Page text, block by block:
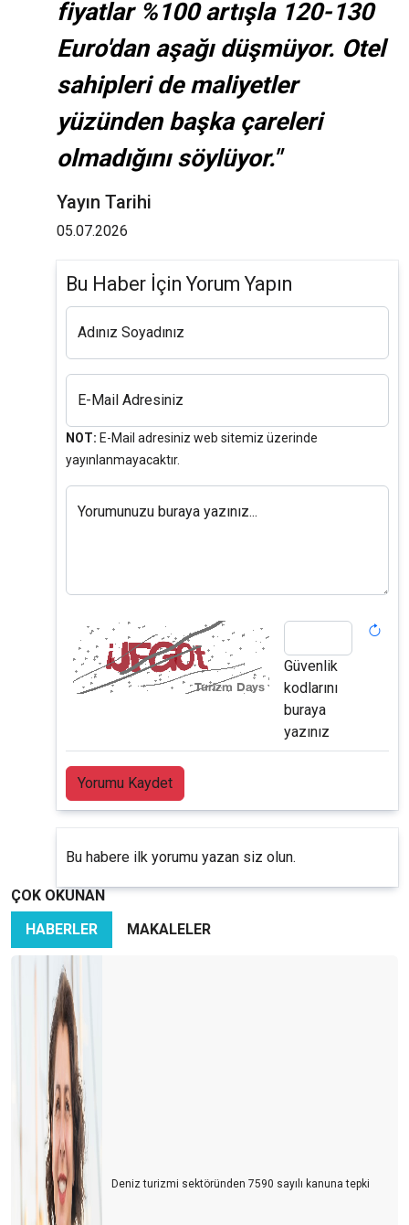
fiyatlar %100 artışla 120-130
Euro'dan aşağı düşmüyor. Otel
sahipleri de maliyetler
yüzünden başka çareleri
olmadığını söylüyor."
Yayın Tarihi
05.07.2026
Bu Haber İçin Yorum Yapın
Adınız Soyadınız
E-Mail Adresiniz
NOT: E-Mail adresiniz web sitemiz üzerinde
yayınlanmayacaktır.
Yorumunuzu buraya yazınız...
Güvenlik
kodlarını
buraya
yazınız
Yorumu Kaydet
Bu habere ilk yorumu yazan siz olun.
ÇOK OKUNAN
HABERLER
MAKALELER
Deniz turizmi sektöründen 7590 sayılı kanuna tepki